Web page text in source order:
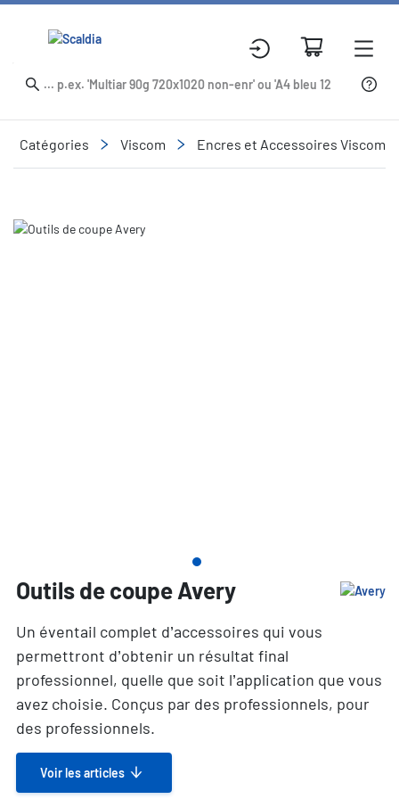
Catégories Viscom Encres et Accessoires Viscom
Slide 1 of 1
Outils de coupe Avery
Un éventail complet d’accessoires qui vous
permettront d’obtenir un résultat final
professionnel, quelle que soit l’application que vous
avez choisie. Conçus par des professionnels, pour
des professionnels.
Voir les articles